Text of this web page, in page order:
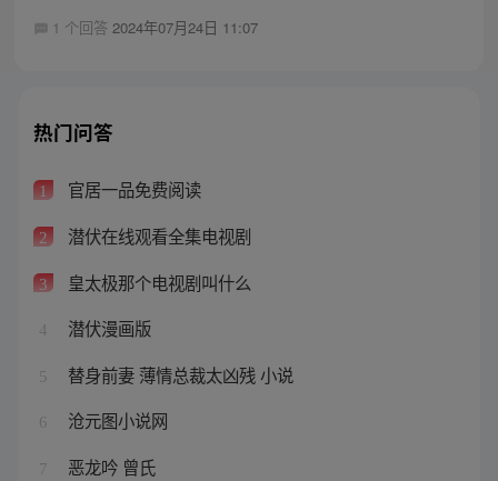
1 个回答 2024年07月24日 11:07
热门问答
1 官居一品免费阅读
2 潜伏在线观看全集电视剧
3 皇太极那个电视剧叫什么
4 潜伏漫画版
5 替身前妻 薄情总裁太凶残 小说
6 沧元图小说网
7 恶龙吟 曾氏